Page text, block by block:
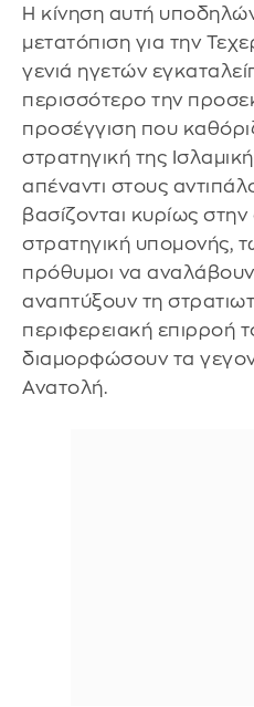
Η κίνηση αυτή
μετατόπιση για την
γενιά ηγετών
περισσότερο την
προσέγγιση που
στρατηγική της
απέναντι στους
βασίζονται κυρίως
στρατηγική υπομονής,
πρόθυμοι να αναλάβουν
αναπτύξουν τη
περιφερειακή επιρροή
διαμορφώσουν τα
Ανατολή.